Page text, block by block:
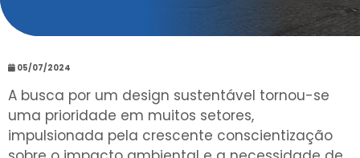
05/07/2024
A busca por um design sustentável tornou-se
uma prioridade em muitos setores,
impulsionada pela crescente conscientização